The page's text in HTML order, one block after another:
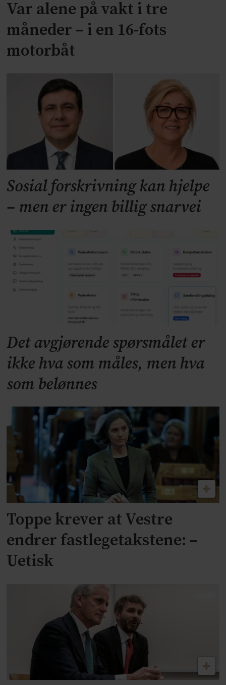
Var alene på vakt i tre
måneder – i en 16-fots
motorbåt
Sosial forskrivning kan hjelpe
– men er ingen billig snarvei
Det avgjørende spørsmålet er
ikke hva som måles, men hva
som belønnes
Toppe krever at Vestre
endrer fastlegetakstene: –
Uetisk